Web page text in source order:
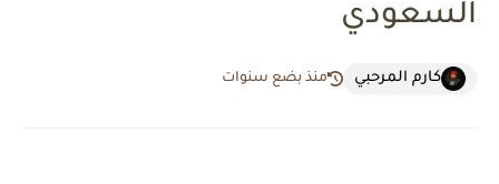
السعودي
كارم المرحبي منذ بضع سنوات